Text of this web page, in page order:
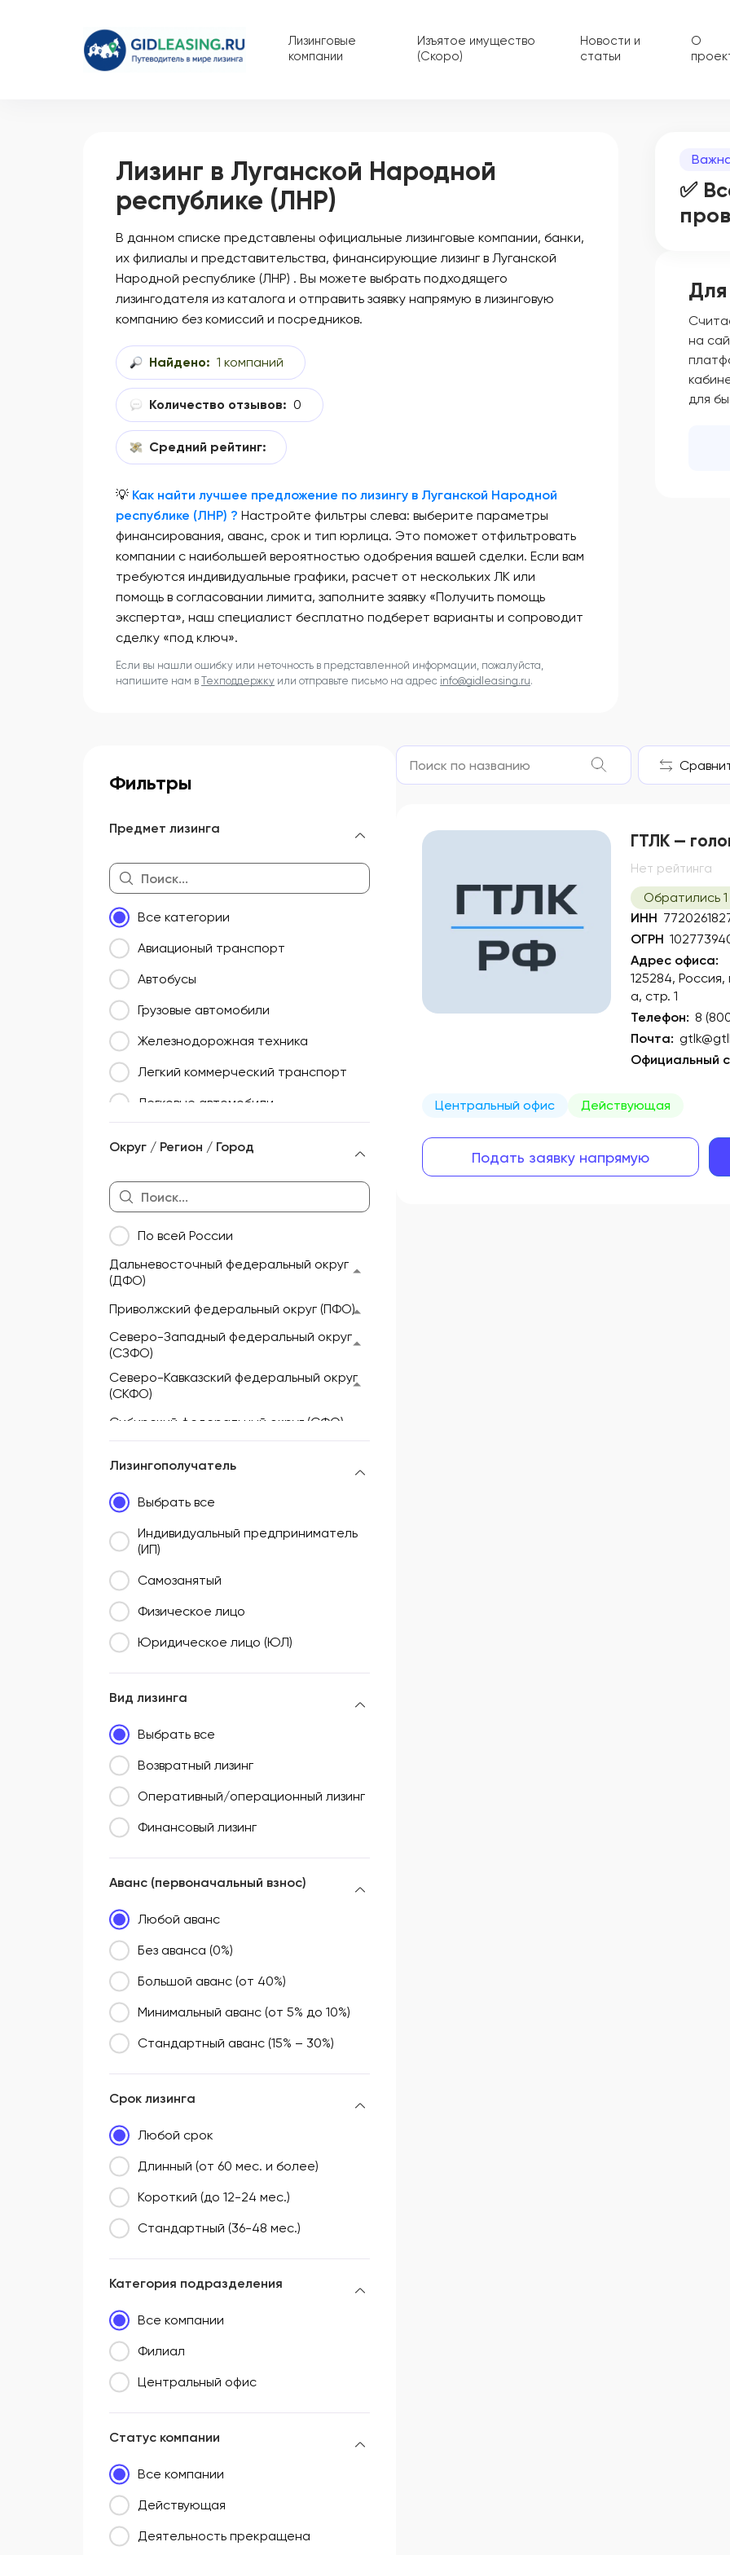
Лизинговые
компании
Изъятое имущество
(Скоро)
Новости и
статьи
О
Лизинг в Луганской Народной
республике (ЛНР)
В данном списке представлены официальные лизинговые компании, банки,
их филиалы и представительства, финансирующие лизинг в Луганской
Народной республике (ЛНР) . Вы можете выбрать подходящего
лизингодателя из каталога и отправить заявку напрямую в лизинговую
компанию без комиссий и посредников.
Найдено: 1 компаний
Количество отзывов: 0
Средний рейтинг:
💡 Как найти лучшее предложение по лизингу в Луганской Народной
республике (ЛНР) ? Настройте фильтры слева: выберите параметры
финансирования, аванс, срок и тип юрлица. Это поможет отфильтровать
компании с наибольшей вероятностью одобрения вашей сделки. Если вам
требуются индивидуальные графики, расчет от нескольких ЛК или
помощь в согласовании лимита, заполните заявку «Получить помощь
эксперта», наш специалист бесплатно подберет варианты и сопроводит
сделку «под ключ».
Если вы нашли ошибку или неточность в представленной информации, пожалуйста,
напишите нам в Техподдержку или отправьте письмо на адрес info@gidleasing.ru.
✅
на
для
Фильтры
Предмет лизинга
Все категории
Авиационый транспорт
Автобусы
Грузовые автомобили
Железнодорожная техника
Легкий коммерческий транспорт
Легковые автомобили
активного отдыха
Недвижимость
Оборудование
Прицепы и полуприцепы
Сельскохозяйственная техника
Складская техника
Округ / Регион / Город
По всей России
Дальневосточный федеральный округ
(ДФО)
Приволжский федеральный округ (ПФО)
Северо-Западный федеральный округ
(СЗФО)
Северо-Кавказский федеральный округ
(СКФО)
Сибирский федеральный округ (СФО)
Южный федеральный округ (ЮФО)
Лизингополучатель
Выбрать все
Индивидуальный предприниматель
(ИП)
Самозанятый
Физическое лицо
Юридическое лицо (ЮЛ)
Вид лизинга
Выбрать все
Возвратный лизинг
Оперативный/операционный лизинг
Финансовый лизинг
Аванс (первоначальный взнос)
Любой аванс
Без аванса (0%)
Большой аванс (от 40%)
Минимальный аванс (от 5% до 10%)
Стандартный аванс (15% – 30%)
Срок лизинга
Любой срок
Длинный (от 60 мес. и более)
Короткий (до 12-24 мес.)
Стандартный (36-48 мес.)
Категория подразделения
Все компании
Филиал
Центральный офис
Статус компании
Все компании
Действующая
Деятельность прекращена
ГТЛК —
Нет рейтинга
Обратились
ИНН
ОГРН
Адрес офиса:
125284,
а, стр. 1
Телефон: 8
Почта:
Официальный
Центральный офис Действующая
Подать заявку напрямую